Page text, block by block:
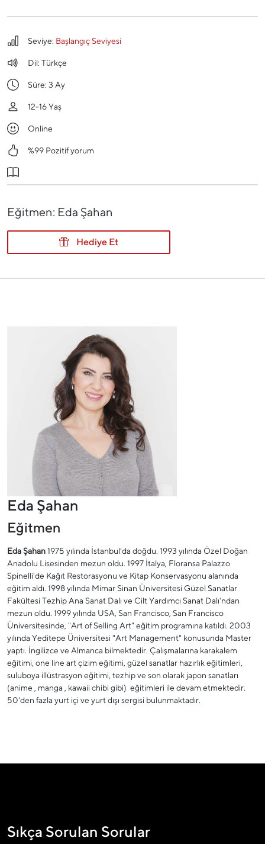
Seviye: Başlangıç Seviyesi
Dil: Türkçe
Süre: 3 Ay
12-16 Yaş
Online
%99 Pozitif yorum
Eğitmen: Eda Şahan
Hediye Et
Eda Şahan
Eğitmen
Eda Şahan1975 yılında İstanbul'da doğdu. 1993 yılında Özel Doğan
Anadolu Lisesinden mezun oldu. 1997 İtalya, Floransa Palazzo
Spinelli'de Kağıt Restorasyonu ve Kitap Konservasyonu alanında
eğitim aldı. 1998 yılında Mimar Sinan Üniversitesi Güzel Sanatlar
Fakültesi Tezhip Ana Sanat Dalı ve Cilt Yardımcı Sanat Dalı'ndan
mezun oldu. 1999 yılında USA, San Francisco, San Francisco
Üniversitesinde, "Art of Selling Art" eğitim programına katıldı. 2003
yılında Yeditepe Üniversitesi "Art Management" konusunda Master
yaptı. İngilizce ve Almanca bilmektedir. Çalışmalarına karakalem
eğitimi, one line art çizim eğitimi, güzel sanatlar hazırlık eğitimleri,
suluboya illüstrasyon eğitimi, tezhip ve son olarak japon sanatları
(anime , manga , kawaii chibi gibi) eğitimleri ile devam etmektedir.
50'den fazla yurt içi ve yurt dışı sergisi bulunmaktadır.
Sıkça Sorulan Sorular